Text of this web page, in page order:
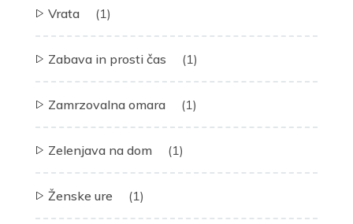
Vrata (1)
Zabava in prosti čas (1)
Zamrzovalna omara (1)
Zelenjava na dom (1)
Ženske ure (1)